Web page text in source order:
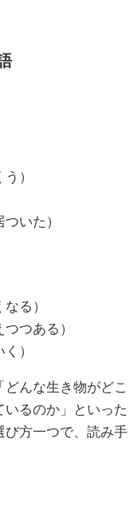
）
いた）
る）
つある）
）
んな生き物がどこ
るのか」といった
び方一つで、読み手